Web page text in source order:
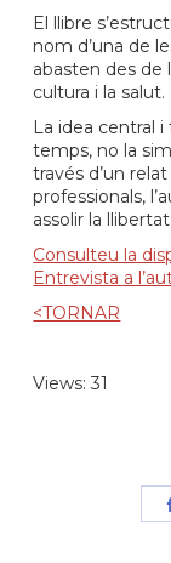
El llibre
nom d’una de
abasten des de
cultura i la salut.
La idea central
temps, no la
través d’un
professionals,
assolir la
Consulteu la
Entrevista a
<TORNAR
Views: 31